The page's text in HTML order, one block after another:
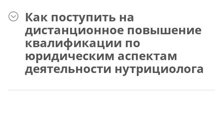
Как поступить на
дистанционное повышение
квалификации по
юридическим аспектам
деятельности нутрициолога